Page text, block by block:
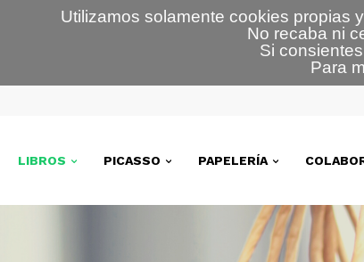
LIBROS PICASSO PAPELERÍA
Utilizamos solamente cookies propias
No recaba ni
Si
Para